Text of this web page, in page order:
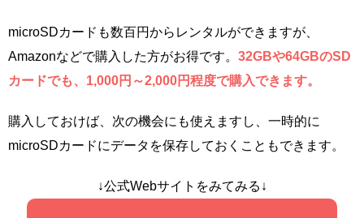
microSDカードも数百円からレンタルができますが、
Amazonなどで購入した方がお得です。 32GBや64GBのSD
カードでも、1,000円～2,000円程度で購入できます。
購入しておけば、次の機会にも使えますし、一時的に
microSDカードにデータを保存しておくこともできます。
↓公式Webサイトをみてみる↓